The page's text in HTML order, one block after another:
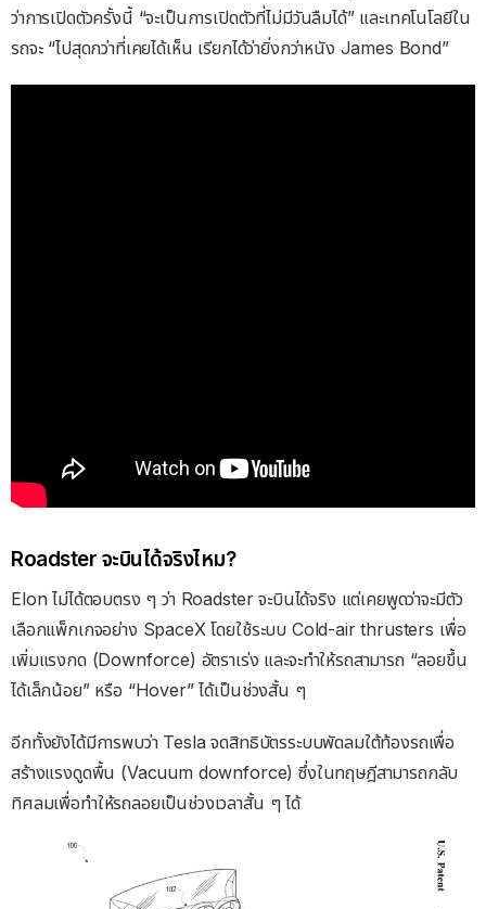
ว่าการเปิดตัวครั้งนี้ “จะเป็นการเปิดตัวที่ไม่มีวันลืมได้” และเทคโนโลยีใน
รถจะ “ไปสุดกว่าที่เคยได้เห็น เรียกได้ว่ายิ่งกว่าหนัง James Bond”
Roadster จะบินได้จริงไหม?
Elon ไม่ได้ตอบตรง ๆ ว่า Roadster จะบินได้จริง แต่เคยพูดว่าจะมีตัว
เลือกแพ็กเกจอย่าง SpaceX โดยใช้ระบบ Cold-air thrusters เพื่อ
เพิ่มแรงกด (Downforce) อัตราเร่ง และจะทำให้รถสามารถ “ลอยขึ้น
ได้เล็กน้อย” หรือ “Hover” ได้เป็นช่วงสั้น ๆ
อีกทั้งยังได้มีการพบว่า Tesla จดสิทธิบัตรระบบพัดลมใต้ท้องรถเพื่อ
สร้างแรงดูดพื้น (Vacuum downforce) ซึ่งในทฤษฎีสามารถกลับ
ทิศลมเพื่อทำให้รถลอยเป็นช่วงเวลาสั้น ๆ ได้